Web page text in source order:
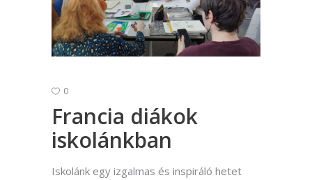
0
Francia diákok
iskolánkban
Iskolánk egy izgalmas és inspiráló hetet